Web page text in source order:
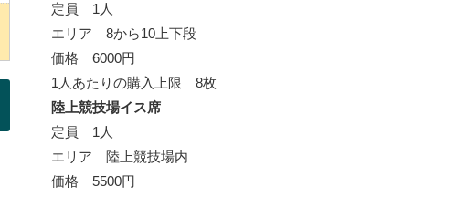
定員 1人
エリア 8から10上下段
価格 6000円
1人あたりの購入上限 8枚
陸上競技場イス席
定員 1人
エリア 陸上競技場内
価格 5500円